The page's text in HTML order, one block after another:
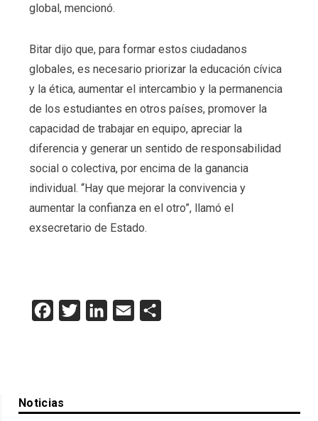
global, mencionó.
Bitar dijo que, para formar estos ciudadanos
globales, es necesario priorizar la educación cívica
y la ética, aumentar el intercambio y la permanencia
de los estudiantes en otros países, promover la
capacidad de trabajar en equipo, apreciar la
diferencia y generar un sentido de responsabilidad
social o colectiva, por encima de la ganancia
individual. “Hay que mejorar la convivencia y
aumentar la confianza en el otro”, llamó el
exsecretario de Estado.
Facebook
Twitter LinkedInEmail
Noticias